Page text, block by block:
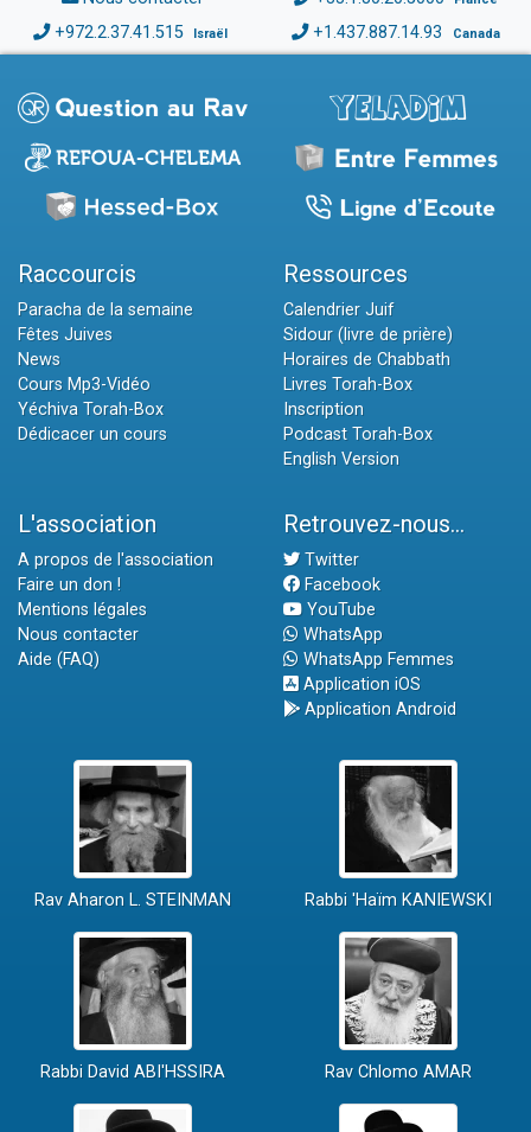
+972.2.37.41.515 Israël +1.437.887.14.93 Canada
Raccourcis
Paracha de la semaine
Fêtes Juives
News
Cours Mp3-Vidéo
Yéchiva Torah-Box
Dédicacer un cours
Ressources
Calendrier Juif
Sidour (livre de prière)
Horaires de Chabbath
Livres Torah-Box
Inscription
Podcast Torah-Box
English Version
L'association
A propos de l'association
Faire un don !
Mentions légales
Nous contacter
Aide (FAQ)
Retrouvez-nous...
Twitter
Facebook
YouTube
WhatsApp
WhatsApp Femmes
Application iOS
Application Android
Rav Aharon L. STEINMAN Rabbi 'Haïm KANIEWSKI
Rabbi David ABI'HSSIRA Rav Chlomo AMAR